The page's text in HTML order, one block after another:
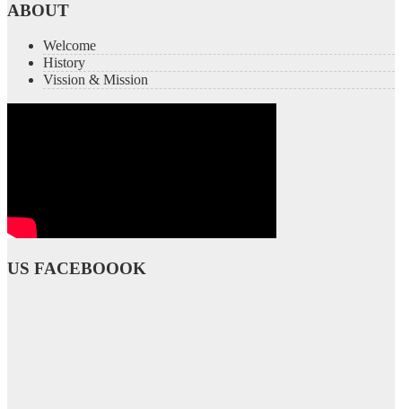
ABOUT
Welcome
History
Vission & Mission
US FACEBOOOK